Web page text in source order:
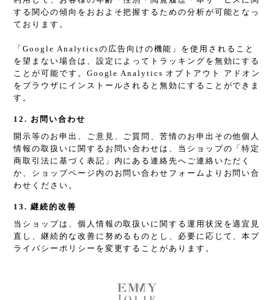
する関心の傾向をおおよそ把握するための分析が可能となっ
ております。
「Google Analyticsの広告向けの機能」を使用されること
を望まない場合は、設定によってトラッキングを無効にする
ことが可能です。Google Analytics オプトアウト アドオン
をブラウザにインストールされると無効にすることができま
す。
12. お問い合わせ
開示等のお申出、ご意見、ご質問、苦情のお申出その他個人
情報の取扱いに関するお問い合わせは、当ショップの「特定
商取引法に基づく表記」内にある連絡先へご連絡いただく
か、ショップページ内のお問い合わせフォームよりお問い合
わせください。
13. 継続的改善
当ショップは、個人情報の取扱いに関する運用状況を適宜見
直し、継続的な改善に努めるものとし、必要に応じて、本プ
ライバシーポリシーを変更することがあります。